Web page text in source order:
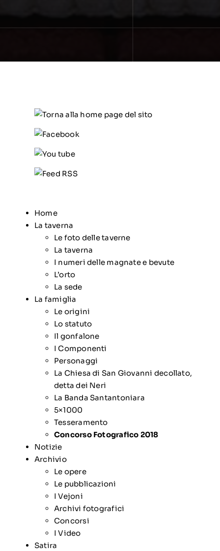
Home
La taverna
Le foto delle taverne
La taverna
I numeri delle magnate e bevute
L’orto
La sede
La famiglia
Le origini
Lo statuto
Il gonfalone
I Componenti
Personaggi
La Chiesa di San Giovanni decollato,
detta dei Neri
La Banda Santantoniara
5×1000
Tesseramento
Concorso Fotografico 2018
Notizie
Archivio
Le opere
Le pubblicazioni
I Vejoni
Archivi fotografici
Concorsi
I Video
Satira